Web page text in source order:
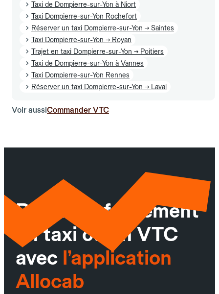
Taxi de Dompierre-sur-Yon à Niort
Taxi Dompierre-sur-Yon Rochefort
Réserver un taxi Dompierre-sur-Yon → Saintes
Taxi Dompierre-sur-Yon → Royan
Trajet en taxi Dompierre-sur-Yon → Poitiers
Taxi de Dompierre-sur-Yon à Vannes
Taxi Dompierre-sur-Yon Rennes
Réserver un taxi Dompierre-sur-Yon → Laval
Voir aussiCommander VTC
Réservez facilement
un taxi ou un VTC
avec l’application
Allocab